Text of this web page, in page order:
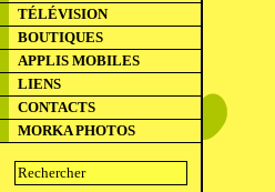
TÉLÉVISION
BOUTIQUES
APPLIS MOBILES
LIENS
CONTACTS
MORKA PHOTOS